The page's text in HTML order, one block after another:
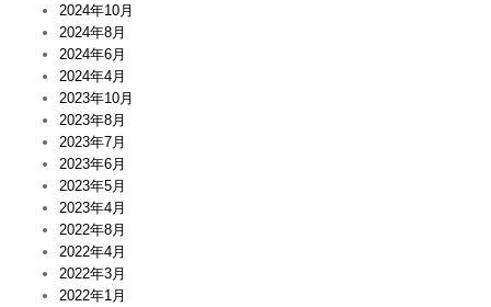
A
K
A
A
F
E
の
お
知
せ
は
2024年10月
2024年8月
2024年6月
2024年4月
2023年10月
2023年8月
2023年7月
2023年6月
2023年5月
2023年4月
2022年8月
2022年4月
2022年3月
2022年1月